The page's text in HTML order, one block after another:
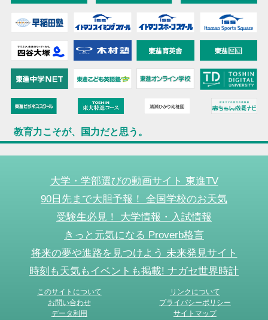
教育力こそが、国力だと思う。
大学・学部選びの動画サイト 東進TV
90日先まで大胆予報！ 全国学校のお天気
受験生必見！ 大学情報・入試情報
きっと元気になる Proverb格言
将来の夢や進路を見つけよう 未来発見サイト
時刻も天気もイベントも掲載! ナガセ世界時計
このサイトについて
リンクについて
お問い合わせ
プライバシーポリシー
データ利用
サイトマップ